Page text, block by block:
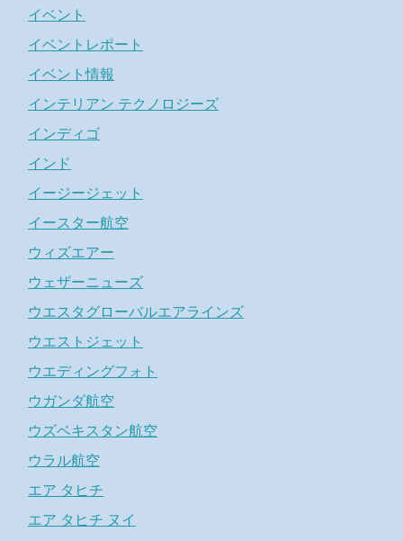
イベント
イベントレポート
イベント情報
インテリアン テクノロジーズ
インディゴ
インド
イージージェット
イースター航空
ウィズエアー
ウェザーニューズ
ウエスタグローバルエアラインズ
ウエストジェット
ウエディングフォト
ウガンダ航空
ウズベキスタン航空
ウラル航空
エア タヒチ
エア タヒチ ヌイ